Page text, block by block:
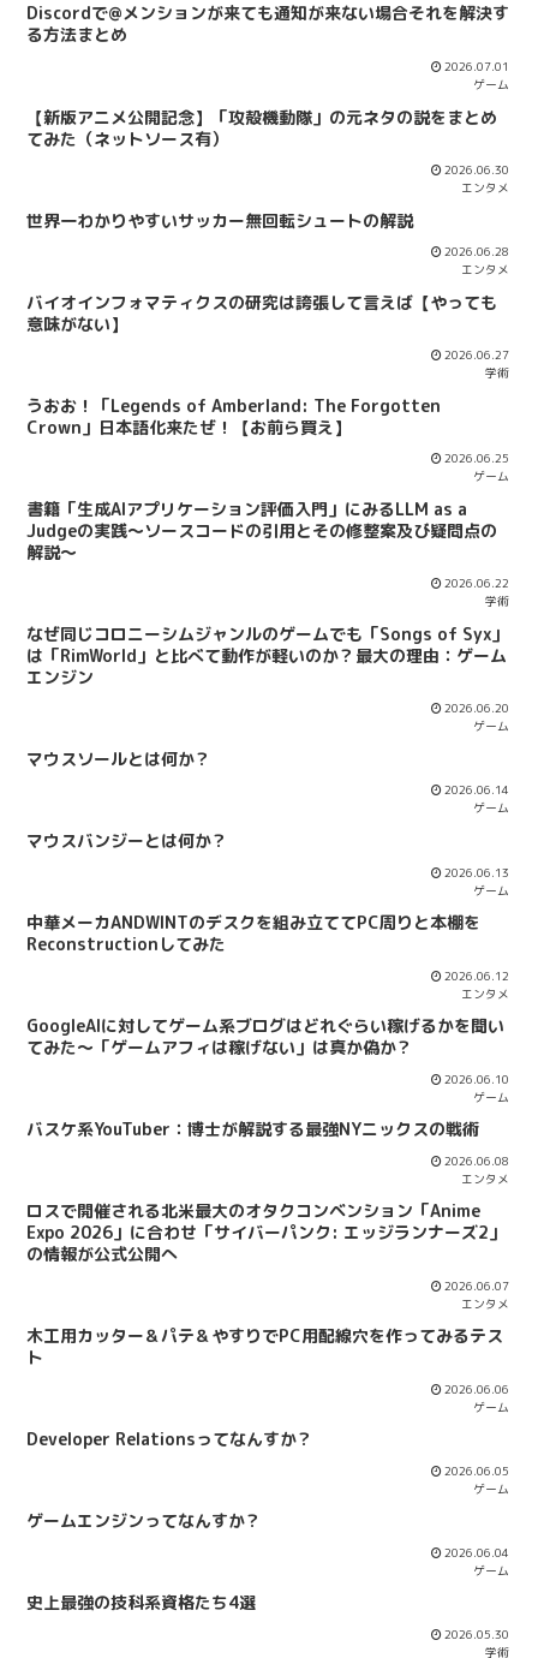
Discordで@メンションが来ても通知が来ない場合それを解決す
る方法まとめ
2026.07.01
ゲーム
【新版アニメ公開記念】「攻殻機動隊」の元ネタの説をまとめ
てみた（ネットソース有）
2026.06.30
エンタメ
世界一わかりやすいサッカー無回転シュートの解説
2026.06.28
エンタメ
バイオインフォマティクスの研究は誇張して言えば【やっても
意味がない】
2026.06.27
学術
うおお！「Legends of Amberland: The Forgotten
Crown」日本語化来たぜ！【お前ら買え】
2026.06.25
ゲーム
書籍「生成AIアプリケーション評価入門」にみるLLM as a
Judgeの実践～ソースコードの引用とその修整案及び疑問点の
解説～
2026.06.22
学術
なぜ同じコロニーシムジャンルのゲームでも「Songs of Syx」
は「RimWorld」と比べて動作が軽いのか？最大の理由：ゲーム
エンジン
2026.06.20
ゲーム
マウスソールとは何か？
2026.06.14
ゲーム
マウスバンジーとは何か？
2026.06.13
ゲーム
中華メーカANDWINTのデスクを組み立ててPC周りと本棚を
Reconstructionしてみた
2026.06.12
エンタメ
GoogleAIに対してゲーム系ブログはどれぐらい稼げるかを聞い
てみた～「ゲームアフィは稼げない」は真か偽か？
2026.06.10
ゲーム
バスケ系YouTuber：博士が解説する最強NYニックスの戦術
2026.06.08
エンタメ
ロスで開催される北米最大のオタクコンベンション「Anime
Expo 2026」に合わせ「サイバーパンク: エッジランナーズ2」
の情報が公式公開へ
2026.06.07
エンタメ
木工用カッター＆パテ＆やすりでPC用配線穴を作ってみるテス
ト
2026.06.06
ゲーム
Developer Relationsってなんすか？
2026.06.05
ゲーム
ゲームエンジンってなんすか？
2026.06.04
ゲーム
史上最強の技科系資格たち4選
2026.05.30
学術